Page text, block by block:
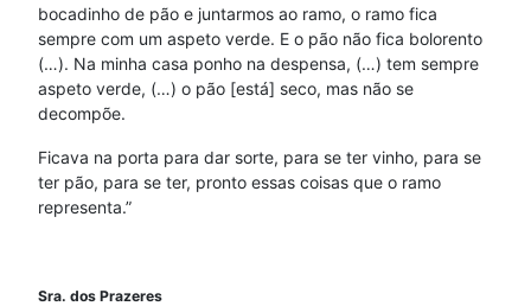
bocadinho de pão e juntarmos ao ramo, o ramo fica
sempre com um aspeto verde. E o pão não fica bolorento
(…). Na minha casa ponho na despensa, (…) tem sempre
aspeto verde, (…) o pão [está] seco, mas não se
decompõe.
Ficava na porta para dar sorte, para se ter vinho, para se
ter pão, para se ter, pronto essas coisas que o ramo
representa.”
Sra. dos Prazeres